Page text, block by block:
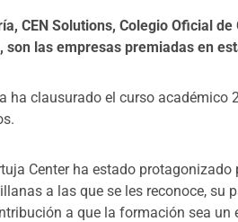
CEN Solutions, Colegio Oficial
las empresas premiadas en
ha clausurado el curso académico
Center ha estado
a las que se les reconoce, su
a que la formación sea un